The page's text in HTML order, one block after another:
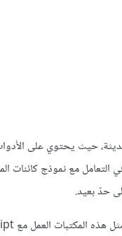
حيث يحتوي على